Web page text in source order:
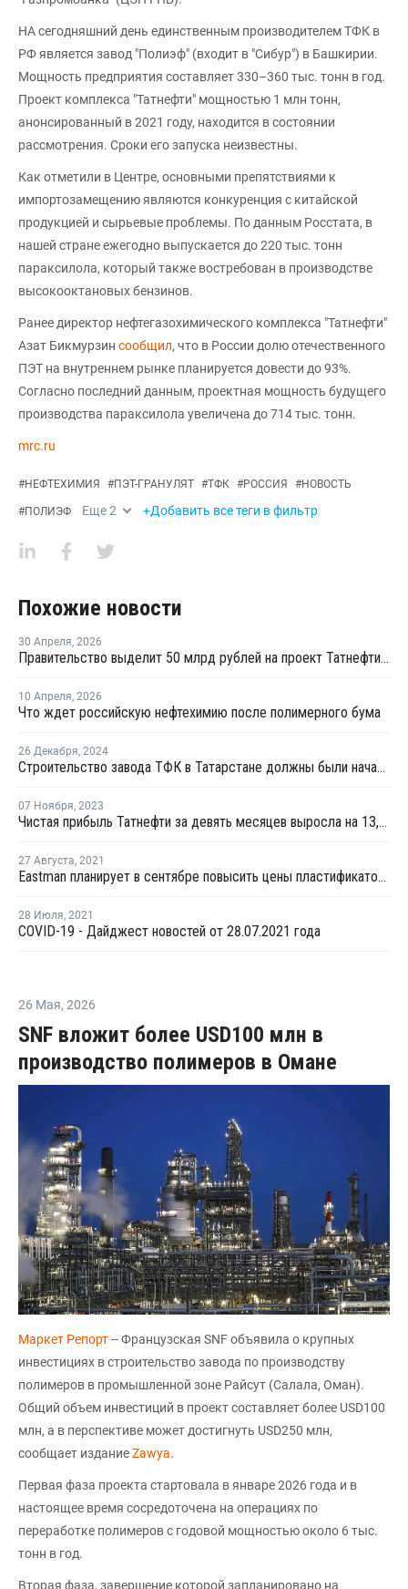
НА сегодняшний день единственным производителем ТФК в
РФ является завод "Полиэф" (входит в "Сибур") в Башкирии.
Мощность предприятия составляет 330–360 тыс. тонн в год.
Проект комплекса "Татнефти" мощностью 1 млн тонн,
анонсированный в 2021 году, находится в состоянии
рассмотрения. Сроки его запуска неизвестны.
Как отметили в Центре, основными препятствиями к
импортозамещению являются конкуренция с китайской
продукцией и сырьевые проблемы. По данным Росстата, в
нашей стране ежегодно выпускается до 220 тыс. тонн
параксилола, который также востребован в производстве
высокооктановых бензинов.
Ранее директор нефтегазохимического комплекса "Татнефти"
Азат Бикмурзин сообщил, что в России долю отечественного
ПЭТ на внутреннем рынке планируется довести до 93%.
Согласно последний данным, проектная мощность будущего
производства параксилола увеличена до 714 тыс. тонн.
mrc.ru
#НЕФТЕХИМИЯ #ПЭТ-ГРАНУЛЯТ #ТФК #РОССИЯ #НОВОСТЬ
#ПОЛИЭФ Еще2 +Добавить все теги в фильтр
Похожие новости
30 Апреля, 2026
Правительство выделит 50 млрд рублей на проект Татнефти по производству ПЭТ
10 Апреля, 2026
Что ждет российскую нефтехимию после полимерного бума
26 Декабря, 2024
Строительство завода ТФК в Татарстане должны были начать в конце 2024 года
07 Ноября, 2023
Чистая прибыль Татнефти за девять месяцев выросла на 13,3%
27 Августа, 2021
Eastman планирует в сентябре повысить цены пластификаторов в США
28 Июля, 2021
COVID-19 - Дайджест новостей от 28.07.2021 года
26 Мая, 2026
SNF вложит более USD100 млн в
производство полимеров в Омане
Маркет Репорт-- Французская SNF объявила о крупных
инвестициях в строительство завода по производству
полимеров в промышленной зоне Райсут (Салала, Оман).
Общий объем инвестиций в проект составляет более USD100
млн, а в перспективе может достигнуть USD250 млн,
сообщает изданиеZawya.
Первая фаза проекта стартовала в январе 2026 года и в
настоящее время сосредоточена на операциях по
переработке полимеров с годовой мощностью около 6 тыс.
тонн в год.
Вторая фаза, завершение которой запланировано на